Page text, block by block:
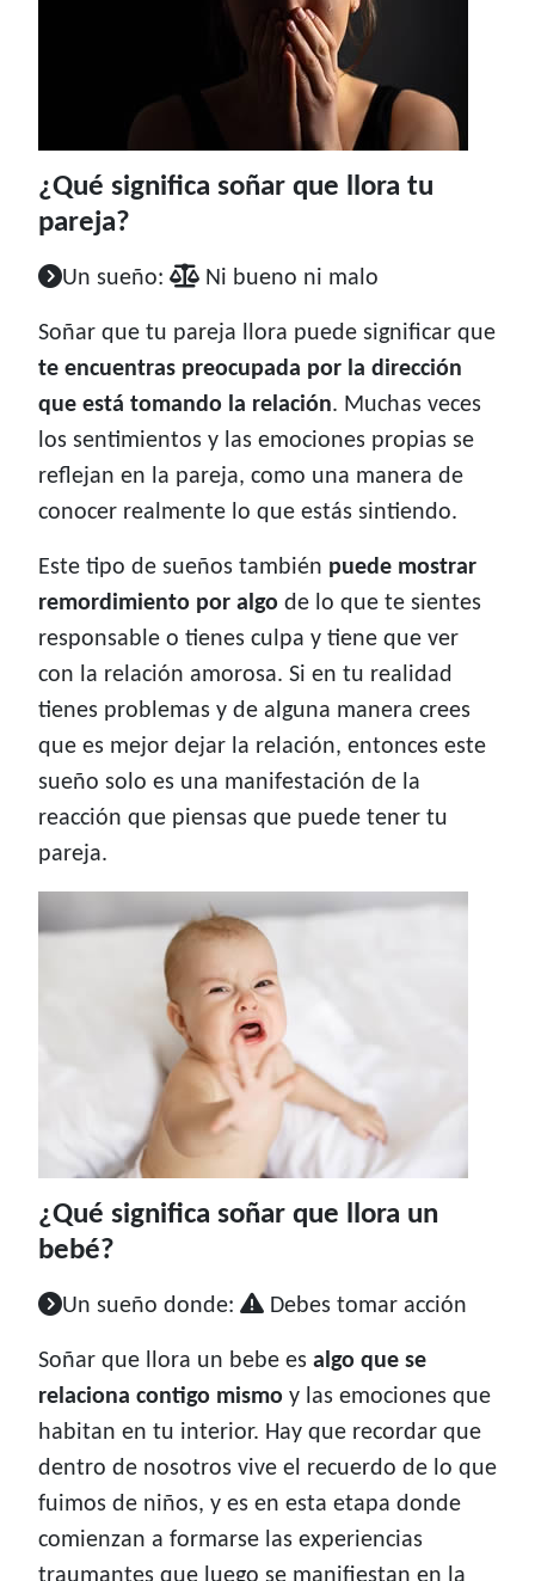
¿Qué significa soñar que llora tu
pareja?
Un sueño: Ni bueno ni malo
Soñar que tu pareja llora puede significar que
te encuentras preocupada por la dirección
que está tomando la relación. Muchas veces
los sentimientos y las emociones propias se
reflejan en la pareja, como una manera de
conocer realmente lo que estás sintiendo.
Este tipo de sueños también puede mostrar
remordimiento por algo de lo que te sientes
responsable o tienes culpa y tiene que ver
con la relación amorosa. Si en tu realidad
tienes problemas y de alguna manera crees
que es mejor dejar la relación, entonces este
sueño solo es una manifestación de la
reacción que piensas que puede tener tu
pareja.
¿Qué significa soñar que llora un
bebé?
Un sueño donde: Debes tomar acción
Soñar que llora un bebe es algo que se
relaciona contigo mismo y las emociones que
habitan en tu interior. Hay que recordar que
dentro de nosotros vive el recuerdo de lo que
fuimos de niños, y es en esta etapa donde
comienzan a formarse las experiencias